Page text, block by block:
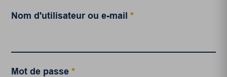
Nom d'utilisateur ou e-mail*
Mot de passe*